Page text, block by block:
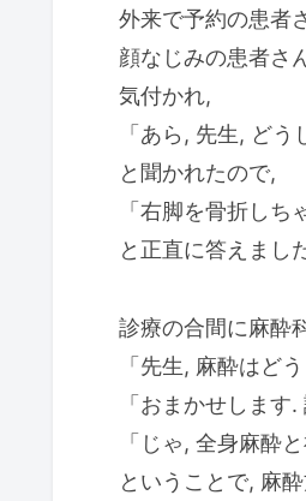
外来で予約の患者
顔なじみの患者さ
気付かれ,
「あら, 先生, どう
と聞かれたので,
「右脚を骨折しち
と正直に答えまし
診療の合間に麻酔
「先生, 麻酔はど
「おまかせします
「じゃ, 全身麻酔
ということで, 麻